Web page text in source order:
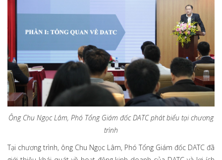
Ông Chu Ngọc Lâm, Phó Tổng Giám đốc DATC phát biểu tại chương
trình
Tại chương trình, ông Chu Ngọc Lâm, Phó Tổng Giám đốc DATC đã